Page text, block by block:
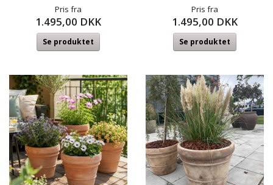
Pris fra
1.495,00 DKK
Se produktet
Pris fra
1.495,00 DKK
Se produktet